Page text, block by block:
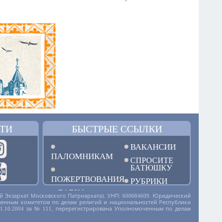
БЫСТРЫЕ ССЫЛКИ
ПАЛОМНИКАМ
ПОЖЕРТВОВАНИЯ
ЛАВКА
ВАКАНСИИ
СПРОСИТЕ
БАТЮШКУ
РУБРИКИ
Московского Патриархата). УНП: 600684609. Юридический
комитетом по делам религий и национальностей Республики
за № 111, перерегистрирована Уполномоченным по делам